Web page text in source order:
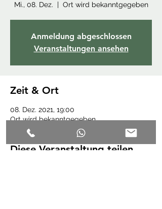
Mi., 08. Dez.
  |
Ort wird bekanntgegeben
Anmeldung abgeschlossen
Veranstaltungen ansehen
Zeit & Ort
08. Dez. 2021, 19:00
Ort wird bekanntgegeben
Diese Veranstaltung teilen